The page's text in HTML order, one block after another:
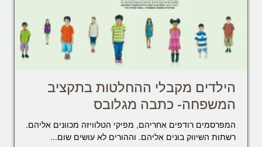
הילדים מקבלי ההחלטות בתקציב
המשפחה- כתבה מגלובס
המפרסמים רודפים אחריהם, מפיקי הטלוויזה מכוונים אליהם.
רשתות השיווק בונים אליהם. וההורים לא עושים שום...